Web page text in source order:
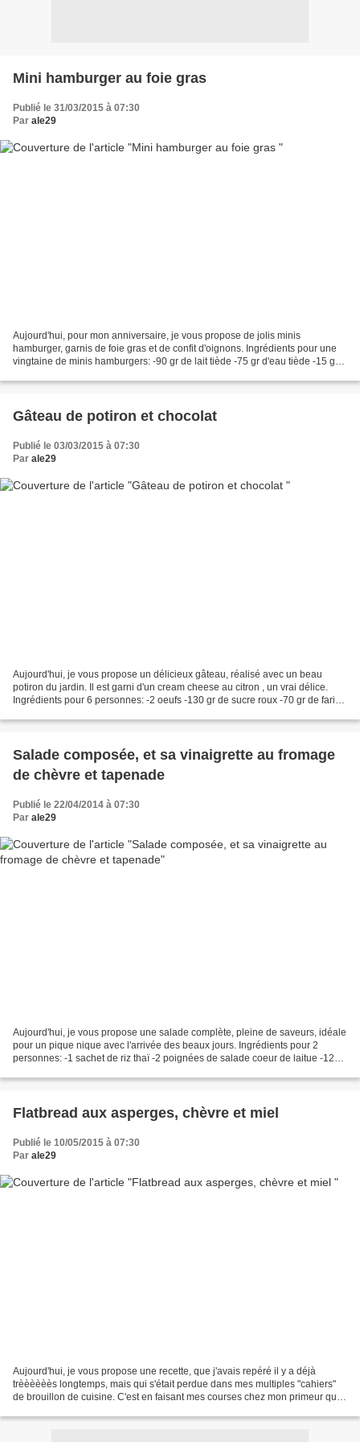
Mini hamburger au foie gras
Publié le 31/03/2015 à 07:30
Par ale29
Aujourd'hui, pour mon anniversaire, je vous propose de jolis minis
hamburger, garnis de foie gras et de confit d'oignons. Ingrédients pour une
vingtaine de minis hamburgers: -90 gr de lait tiède -75 gr d'eau tiède -15 gr
Gâteau de potiron et chocolat
Publié le 03/03/2015 à 07:30
Par ale29
Aujourd'hui, je vous propose un délicieux gâteau, réalisé avec un beau
potiron du jardin. Il est garni d'un cream cheese au citron , un vrai délice.
Ingrédients pour 6 personnes: -2 oeufs -130 gr de sucre roux -70 gr de farine
Salade composée, et sa vinaigrette au fromage
de chèvre et tapenade
Publié le 22/04/2014 à 07:30
Par ale29
Aujourd'hui, je vous propose une salade complète, pleine de saveurs, idéale
pour un pique nique avec l'arrivée des beaux jours. Ingrédients pour 2
personnes: -1 sachet de riz thaï -2 poignées de salade coeur de laitue -12
Flatbread aux asperges, chèvre et miel
Publié le 10/05/2015 à 07:30
Par ale29
Aujourd'hui, je vous propose une recette, que j'avais repéré il y a déjà
trèèèèèès longtemps, mais qui s'était perdue dans mes multiples "cahiers"
de brouillon de cuisine. C'est en faisant mes courses chez mon primeur que